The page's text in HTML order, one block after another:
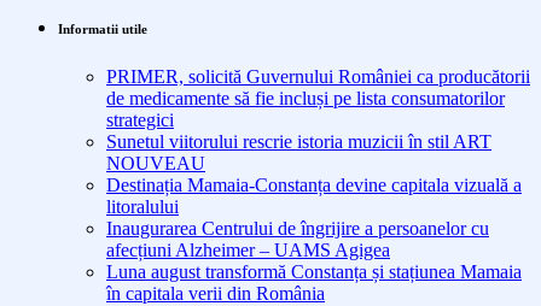
Informatii utile
PRIMER, solicită Guvernului României ca producătorii
de medicamente să fie incluși pe lista consumatorilor
strategici
Sunetul viitorului rescrie istoria muzicii în stil ART
NOUVEAU
Destinația Mamaia-Constanța devine capitala vizuală a
litoralului
Inaugurarea Centrului de îngrijire a persoanelor cu
afecțiuni Alzheimer – UAMS Agigea
Luna august transformă Constanța și stațiunea Mamaia
în capitala verii din România